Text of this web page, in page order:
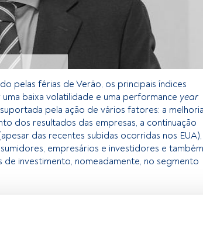
pelas férias de Verão, os principais índices
baixa volatilidade e uma performance year
pela ação de vários fatores: a melhoria
dos resultados das empresas, a continuação
das recentes subidas ocorridas nos EUA),
empresários e investidores e também
de investimento, nomeadamente, no segmento
utilizadores registados da FundsPeople. Se já